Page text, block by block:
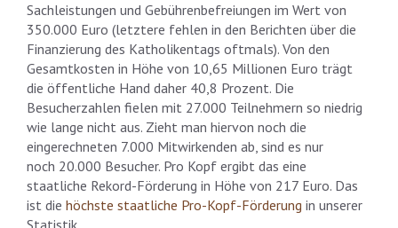
Sachleistungen und Gebührenbefreiungen im Wert von
350.000 Euro (letztere fehlen in den Berichten über die
Finanzierung des Katholikentags oftmals). Von den
Gesamtkosten in Höhe von 10,65 Millionen Euro trägt
die öffentliche Hand daher 40,8 Prozent. Die
Besucherzahlen fielen mit 27.000 Teilnehmern so niedrig
wie lange nicht aus. Zieht man hiervon noch die
eingerechneten 7.000 Mitwirkenden ab, sind es nur
noch 20.000 Besucher. Pro Kopf ergibt das eine
staatliche Rekord-Förderung in Höhe von 217 Euro. Das
ist die höchste staatliche Pro-Kopf-Förderung in unserer
Statistik.